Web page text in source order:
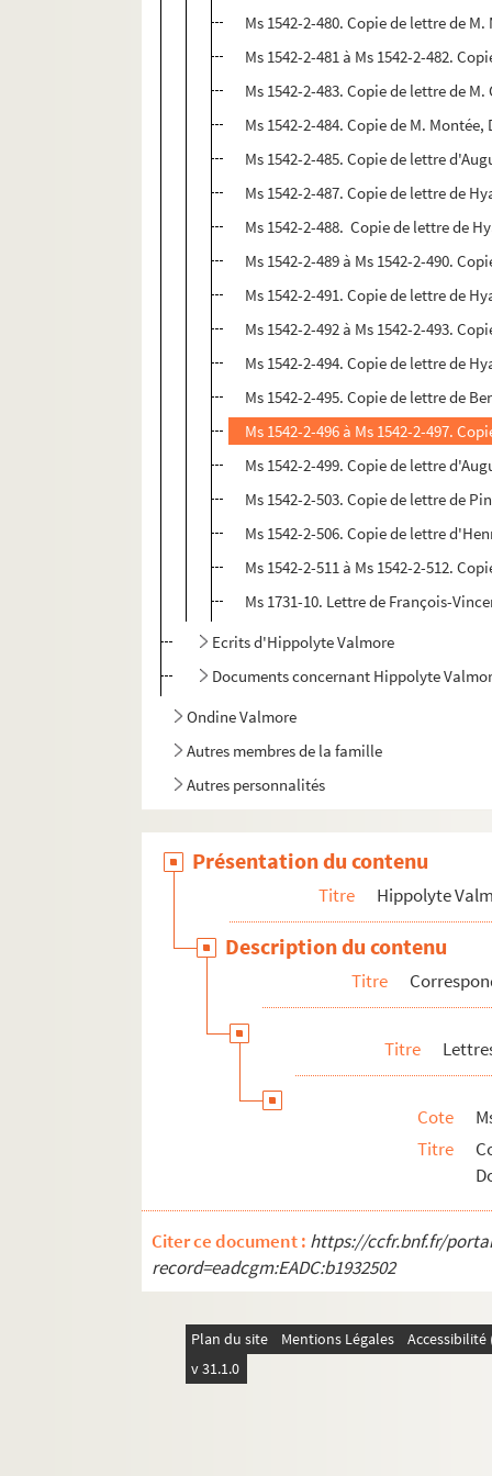
Ms 1542-2-480. Copie de lettre de
Ms 1542-2-481 à Ms 1542-2-482.
Ms 1542-2-483. Copie de lettre de
Ms 1542-2-484. Copie de M.
Ms 1542-2-485. Copie de lettre
Ms 1542-2-487. Copie de lettre de
Ms 1542-2-488. Copie de lettre de
Ms 1542-2-489 à Ms 1542-2-490.
Ms 1542-2-491. Copie de lettre de
Ms 1542-2-492 à Ms 1542-2-493.
Ms 1542-2-494. Copie de lettre de
Ms 1542-2-495. Copie de lettre de
Ms 1542-2-496 à Ms 1542-2-497.
Ms 1542-2-499. Copie de lettre
Ms 1542-2-503. Copie de lettre de
Ms 1542-2-506. Copie de lettre
Ms 1542-2-511 à Ms 1542-2-512.
Ms 1731-10. Lettre de François-
Ecrits d'Hippolyte Valmore
Documents concernant Hippolyte
Ondine Valmore
Autres membres de la famille
Autres personnalités
Présentation du contenu
Titre Hippolyte
Description du contenu
Titre
Titre
Cote
Titre
Citer ce document : https://ccfr.bnf.fr/
record=eadcgm:EADC:b1932502
Plan du site Mentions Légales
v 31.1.0